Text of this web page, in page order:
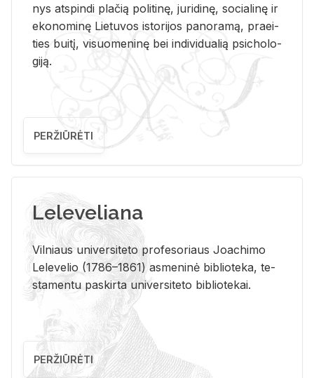
nys at­spin­di pla­čią po­li­ti­nę, ju­ri­di­nę, so­cia­li­nę ir
eko­no­mi­nę Lie­tu­vos is­to­ri­jos pa­no­ra­mą, pra­ei­
ties bui­tį, vi­suo­me­ni­nę bei in­di­vi­dua­lią psi­cho­lo­
gi­ją.
PERŽIŪRĖTI
Leleveliana
Vil­niaus uni­ver­si­te­to pro­fe­so­riaus Jo­a­chi­mo
Le­le­ve­lio (1786–1861) as­me­ni­nė bi­b­lio­te­ka, te­
sta­men­tu pa­skir­ta uni­ver­si­te­to bi­b­lio­te­kai.
PERŽIŪRĖTI